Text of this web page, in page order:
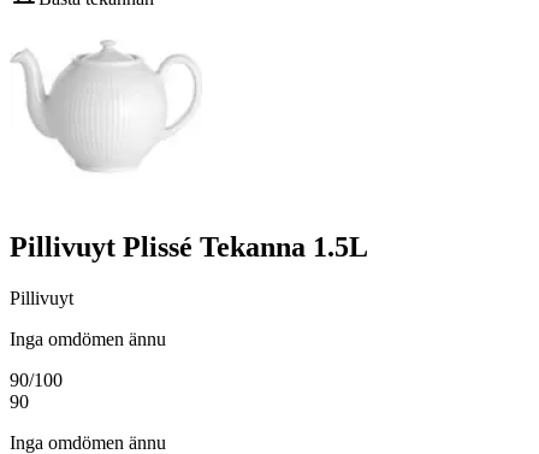
Pillivuyt Plissé Tekanna 1.5L
Pillivuyt
Inga omdömen ännu
90/100
90
Inga omdömen ännu